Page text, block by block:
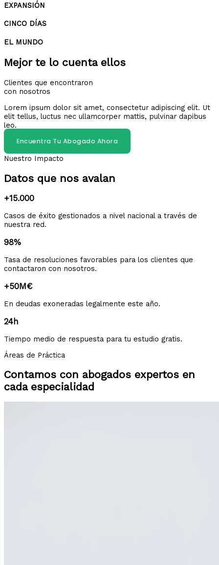
EXPANSIÓN
CINCO DÍAS
EL MUNDO
Mejor te lo cuenta ellos
Clientes que encontraron
con nosotros
Lorem ipsum dolor sit amet, consectetur adipiscing elit. Ut
elit tellus, luctus nec ullamcorper mattis, pulvinar dapibus
leo.
Encuentra Tu Abogado Ahora
Nuestro Impacto
Datos que nos avalan
+15.000
Casos de éxito gestionados a nivel nacional a través de
nuestra red.
98%
Tasa de resoluciones favorables para los clientes que
contactaron con nosotros.
+50M€
En deudas exoneradas legalmente este año.
24h
Tiempo medio de respuesta para tu estudio gratis.
Áreas de Práctica
Contamos con abogados expertos en
cada especialidad